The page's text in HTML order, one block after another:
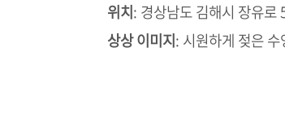
위치: 경상남도 김해시 장유로
상상 이미지: 시원하게 젖은